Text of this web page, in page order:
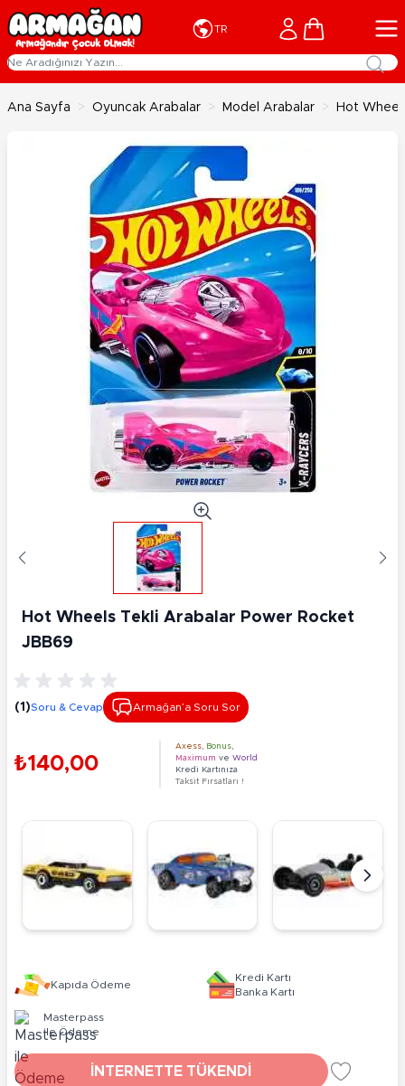
İçeriğe geç
TR Cart
Ana Sayfa > Oyuncak Arabalar > Model Arabalar > Hot
Hot Wheels Tekli Arabalar Power Rocket
JBB69
(1)Soru & Cevap Armağan’a Soru Sor
₺140,00
Axess Bonus
Maximum ve World
Kredi Kartınıza
Taksit Fırsatları !
Kapıda Ödeme
Kredi Kartı
Banka Kartı
Masterpass
ile Ödeme
İNTERNETTE TÜKENDİ